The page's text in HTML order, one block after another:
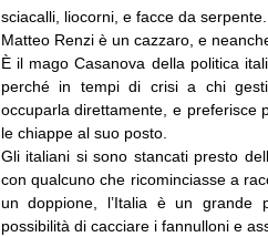
sciacalli, liocorni, e facce da serpente.
Matteo Renzi è un cazzaro, e
È il mago Casanova della politica
perché in tempi di crisi a chi
occuparla direttamente, e preferisce
le chiappe al suo posto.
Gli italiani si sono stancati presto
con qualcuno che ricominciasse a
un doppione, l’Italia è un grande
possibilità di cacciare i fannulloni e